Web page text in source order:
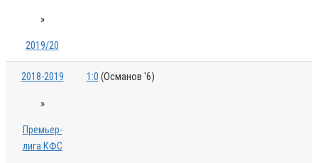
»
2019/20
2018-2019
»
Премьер-
лига КФС
1:0 (Османов '6)